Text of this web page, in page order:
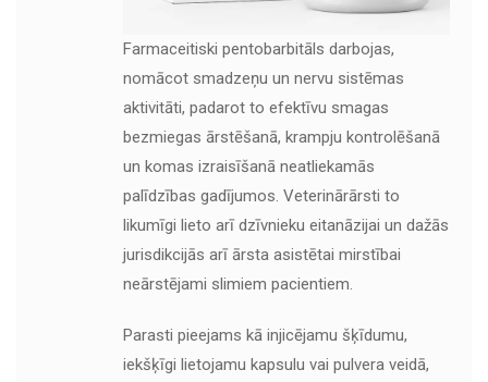
Farmaceitiski pentobarbitāls darbojas,
nomācot smadzeņu un nervu sistēmas
aktivitāti, padarot to efektīvu smagas
bezmiegas ārstēšanā, krampju kontrolēšanā
un komas izraisīšanā neatliekamās
palīdzības gadījumos. Veterinārārsti to
likumīgi lieto arī dzīvnieku eitanāzijai un dažās
jurisdikcijās arī ārsta asistētai mirstībai
neārstējami slimiem pacientiem.
Parasti pieejams kā injicējamu šķīdumu,
iekšķīgi lietojamu kapsulu vai pulvera veidā,